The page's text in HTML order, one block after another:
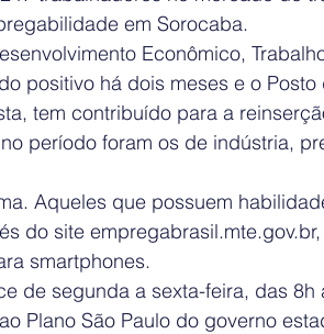
em Sorocaba.
Econômico,
positivo há dois meses e o
tem contribuído para a
período foram os de indústria,
Aqueles que possuem
do site
smartphones.
de segunda a sexta-feira, das 8h
Plano São Paulo do governo